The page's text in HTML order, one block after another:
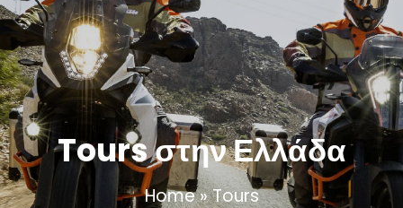
Tours στην Ελλάδα
Home»Tours